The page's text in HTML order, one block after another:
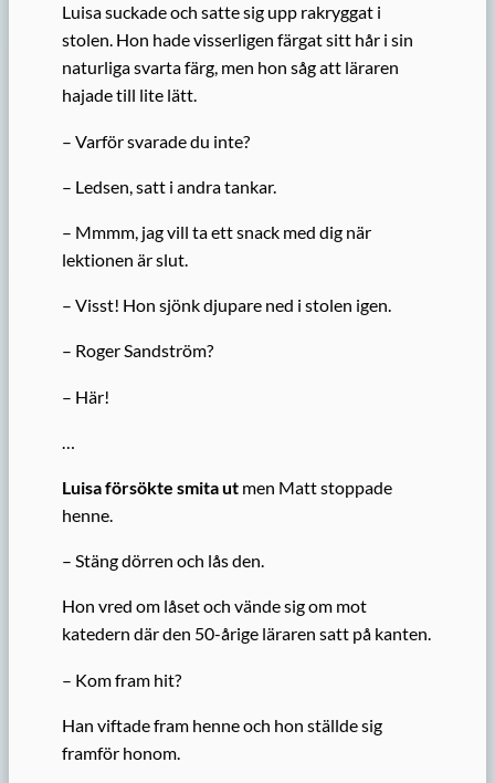
Luisa suckade och satte sig upp rakryggat i
stolen. Hon hade visserligen färgat sitt hår i sin
naturliga svarta färg, men hon såg att läraren
hajade till lite lätt.
– Varför svarade du inte?
– Ledsen, satt i andra tankar.
– Mmmm, jag vill ta ett snack med dig när
lektionen är slut.
– Visst! Hon sjönk djupare ned i stolen igen.
– Roger Sandström?
– Här!
Luisa försökte smita ut men Matt stoppade
henne.
– Stäng dörren och lås den.
Hon vred om låset och vände sig om mot
katedern där den 50-årige läraren satt på kanten.
– Kom fram hit?
Han viftade fram henne och hon ställde sig
framför honom.